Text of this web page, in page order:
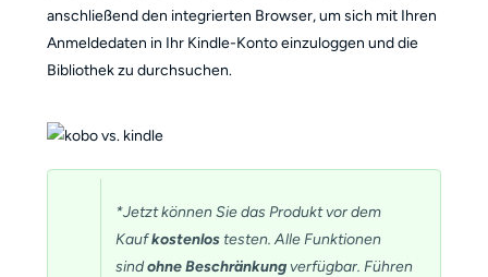
anschließend den integrierten Browser, um sich mit Ihren
Anmeldedaten in Ihr Kindle-Konto einzuloggen und die
Bibliothek zu durchsuchen.
*Jetzt können Sie das Produkt vor dem
Kaufkostenlos testen. Alle Funktionen
sindohne Beschränkungverfügbar. Führen